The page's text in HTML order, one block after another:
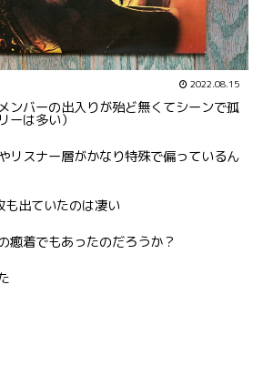
2022.08.15
ンバーの出入りが殆ど無くてシーンで孤
ーは多い）
リスナー層がかなり特殊で偏っているん
出ていたのは凄い
癒着でもあったのだろうか？